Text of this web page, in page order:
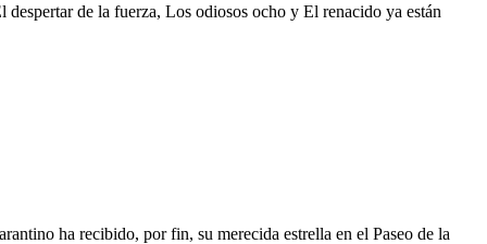
despertar de la fuerza, Los odiosos ocho y El renacido ya están
ha recibido, por fin, su merecida estrella en el Paseo de la